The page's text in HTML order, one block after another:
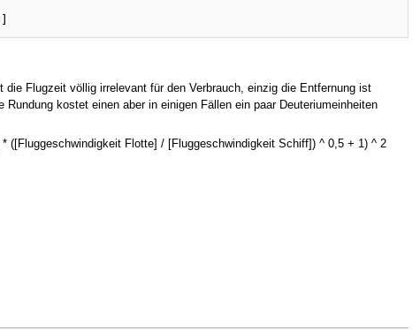
Flugzeit völlig irrelevant für den Verbrauch, einzig die Entfernung ist
kostet einen aber in einigen Fällen ein paar Deuteriumeinheiten
Flotte] / [Fluggeschwindigkeit Schiff]) ^ 0,5 + 1) ^ 2